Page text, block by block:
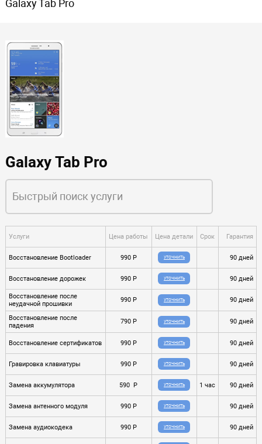
Galaxy Tab Pro
Galaxy Tab Pro
Услуги Цена работы Цена детали Срок Гарантия
Восстановление Bootloader 990 P УТОЧНИТЬ 90 дней
Восстановление дорожек 990 P УТОЧНИТЬ 90 дней
Восстановление после
неудачной прошивки
990 P УТОЧНИТЬ 90 дней
Восстановление после
падения
790 P УТОЧНИТЬ 90 дней
Восстановление сертификатов 990 P УТОЧНИТЬ 90 дней
Гравировка клавиатуры 990 P УТОЧНИТЬ 90 дней
Замена аккумулятора 590 P УТОЧНИТЬ 1 час 90 дней
Замена антенного модуля 990 P УТОЧНИТЬ 90 дней
Замена аудиокодека 990 P УТОЧНИТЬ 90 дней